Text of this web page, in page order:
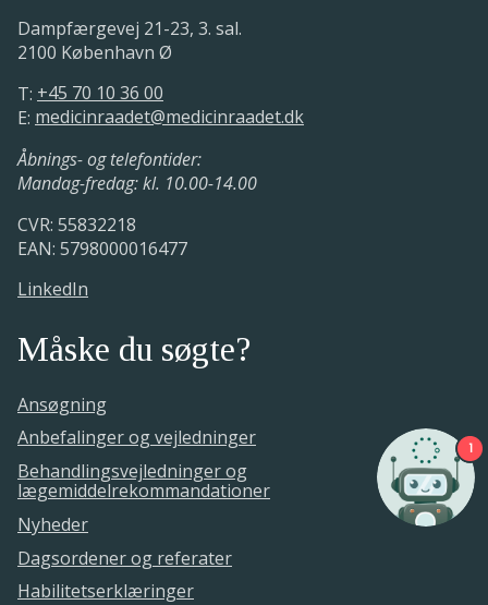
Dampfærgevej 21-23, 3. sal.
2100 København Ø
T: +45 70 10 36 00
E: medicinraadet@medicinraadet.dk
Åbnings- og telefontider:
Mandag-fredag: kl. 10.00-14.00
CVR: 55832218
EAN: 5798000016477
LinkedIn
Måske du søgte?
Ansøgning
Anbefalinger og vejledninger
Behandlingsvejledninger og
lægemiddelrekommandationer
Nyheder
Dagsordener og referater
Habilitetserklæringer
1